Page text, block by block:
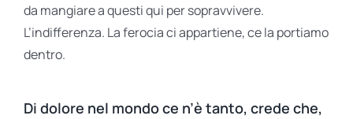
da mangiare a questi qui per sopravvivere.
L’indifferenza. La ferocia ci appartiene, ce la portiamo
dentro.
Di dolore nel mondo ce n’è tanto, crede che,